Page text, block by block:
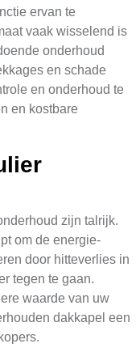
ervan te
vaak wisselend is
onderhoud
en schade
en onderhoud te
en kostbare
zijn talrijk.
om de energie-
door hitteverlies in
tegen te gaan.
waarde van uw
dakkapel een